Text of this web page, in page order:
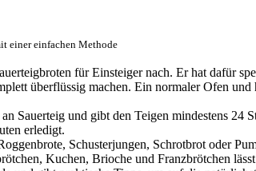
einer einfachen Methode
für Einsteiger nach. Er hat dafür
überflüssig machen. Ein normaler Ofen
Sauerteig und gibt den Teigen mindestens 24
erledigt.
Schusterjungen, Schrotbrot oder
Kuchen, Brioche und Franzbrötchen